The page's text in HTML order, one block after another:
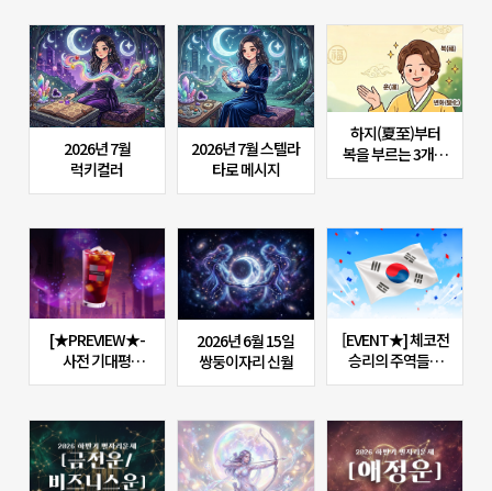
2026년 7월
럭키컬러
2026년 7월 스텔라
타로 메시지
하지(夏至)부터
복을 부르는 3개의
개운(開運) 액션
[★PREVIEW★-
사전 기대평
이벤트] 인도
'카마라의 신탁'
기대평 남기고 커피
받자!
2026년 6월 15일
쌍둥이자리 신월
[EVENT★] 체코전
승리의 주역들의
운세보고, 승리 축하
지급!